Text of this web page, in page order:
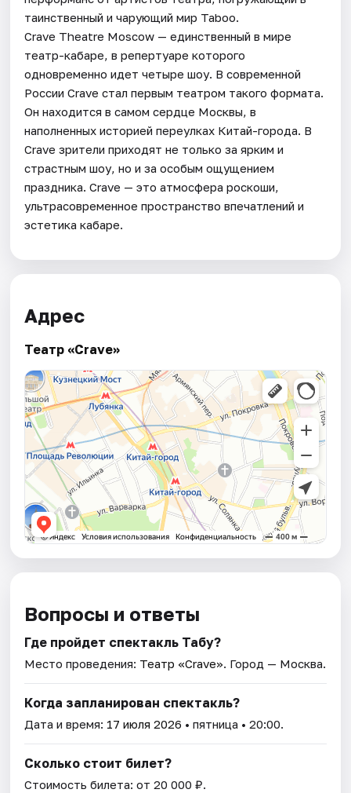
таинственный и чарующий мир Taboo.
Crave Theatre Moscow — единственный в мире
театр-кабаре, в репертуаре которого
одновременно идет четыре шоу. В современной
России Crave стал первым театром такого формата.
Он находится в самом сердце Москвы, в
наполненных историей переулках Китай-города. В
Crave зрители приходят не только за ярким и
страстным шоу, но и за особым ощущением
праздника. Crave — это атмосфера роскоши,
ультрасовременное пространство впечатлений и
эстетика кабаре.
Адрес
Театр «Crave»
Вопросы и ответы
Где пройдет спектакль Табу?
Место проведения: Театр «Crave». Город — Москва.
Когда запланирован спектакль?
Дата и время: 17 июля 2026 • пятница • 20:00.
Сколько стоит билет?
Стоимость билета: от 20 000 ₽.